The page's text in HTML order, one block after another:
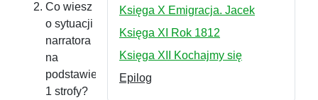
Księga X Emigracja. Jacek
Księga XI Rok 1812
Księga XII Kochajmy się
Epilog
Co wiesz
o sytuacji
narratora
na
podstawie
1 strofy?